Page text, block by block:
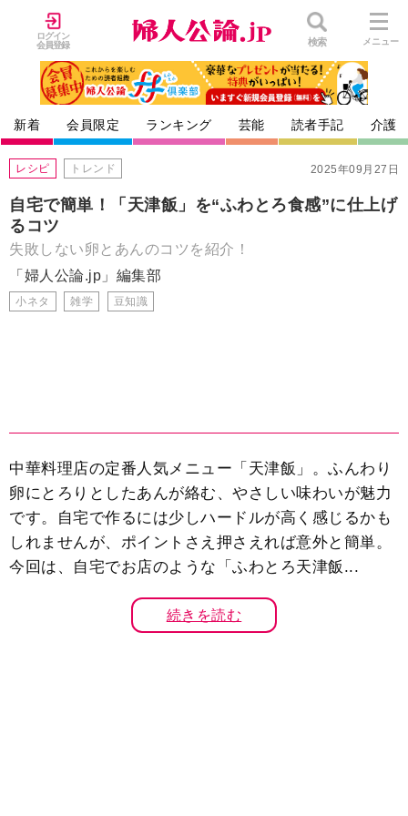
ログイン
会員登録
検索 メニュー
新着 会員限定 ランキング 芸能 読者手記 介護
2025年09月27日
レシピ トレンド
自宅で簡単！「天津飯」を“ふわとろ食感”に仕上げ
るコツ
失敗しない卵とあんのコツを紹介！
「婦人公論.jp」編集部
小ネタ 雑学 豆知識
中華料理店の定番人気メニュー「天津飯」。ふんわり
卵にとろりとしたあんが絡む、やさしい味わいが魅力
です。自宅で作るには少しハードルが高く感じるかも
しれませんが、ポイントさえ押さえれば意外と簡単。
今回は、自宅でお店のような「ふわとろ天津飯...
続きを読む